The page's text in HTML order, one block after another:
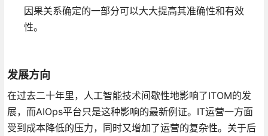
因果关系确定的一部分可以大大提高其准确性和有效
性。
发展方向
在过去二十年里，人工智能技术间歇性地影响了ITOM的发
展，而AIOps平台只是这种影响的最新例证。IT运营一方面
受到成本降低的压力，同时又增加了运营的复杂性。关于后